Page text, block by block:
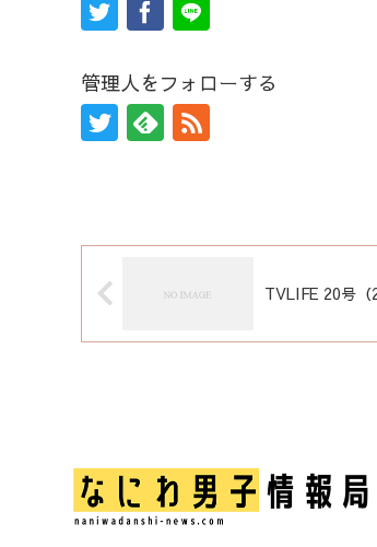
管理人をフォローする
TVLIFE 20号（